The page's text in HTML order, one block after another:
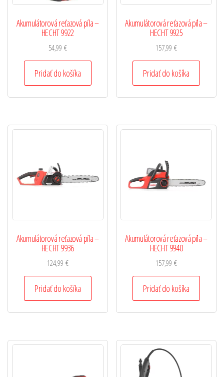
Akumulátorová reťazová píla –
HECHT 9922
54,99 €
Pridať do košíka
Akumulátorová reťazová píla –
HECHT 9925
157,99€
Pridať do košíka
Akumulátorová reťazová píla –
HECHT 9936
124,99 €
Pridať do košíka
Akumulátorová reťazová píla –
HECHT 9940
157,99€
Pridať do košíka